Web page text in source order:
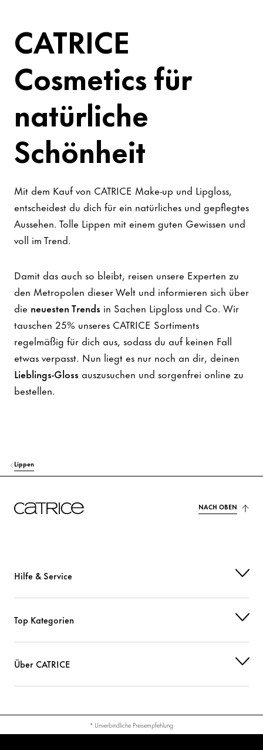
CATRICE
Cosmetics für
natürliche
Schönheit
Mit dem Kauf von CATRICE Make-up und Lipgloss,
entscheidest du dich für ein natürliches und gepflegtes
Aussehen. Tolle Lippen mit einem guten Gewissen und
voll im Trend.
Damit das auch so bleibt, reisen unsere Experten zu
den Metropolen dieser Welt und informieren sich über
die neuesten Trends in Sachen Lipgloss und Co. Wir
tauschen 25% unseres CATRICE Sortiments
regelmäßig für dich aus, sodass du auf keinen Fall
etwas verpasst. Nun liegt es nur noch an dir, deinen
Lieblings-Gloss auszusuchen und sorgenfrei online zu
bestellen.
Lippen
NACH OBEN
Hilfe & Service
Top Kategorien
Über CATRICE
* Unverbindliche Preisempfehlung